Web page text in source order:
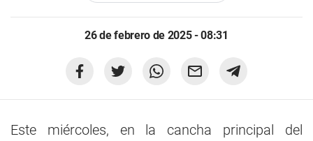
26 de febrero de 2025 - 08:31
Este miércoles, en la cancha principal del